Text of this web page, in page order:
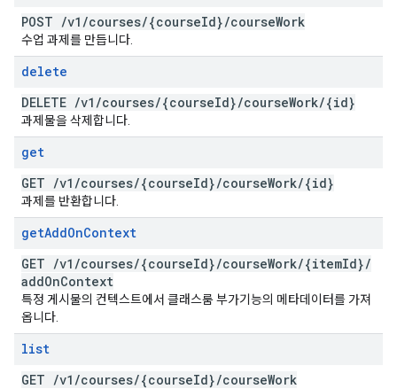
POST /v1 /courses/{courseId}/courseWork
수업 과제를 만듭니다.
delete
DELETE /v1 /courses/{courseId}/courseWork/{id}
과제물을 삭제합니다.
get
GET /v1 /courses/{courseId}/courseWork/{id}
과제를 반환합니다.
getAddOnContext
GET /v1 /courses/{courseId}/courseWork/{itemId}/
addOnContext
특정 게시물의 컨텍스트에서 클래스룸 부가기능의 메타데이터를 가져
옵니다.
list
GET /v1 /courses/{courseId}/courseWork